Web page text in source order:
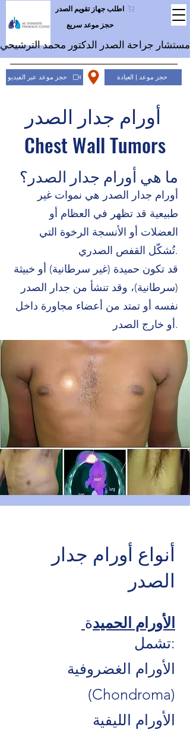
اطلب جهاز تقويم الصدر
مستشار جراحة الصدر الدكتور محمد الترشيحي
حجز موعد سريع
حجز موعد | العيادة حجز موعد عبر الفيديو
Chest Wall Tumors
ما هي أورام جدار الصدر؟
أورام جدار الصدر هي نموات غير
طبيعية قد تظهر في العظام أو
العضلات أو الأنسجة الرخوة التي
تُشكّل القفص الصدري.
قد تكون حميدة (غير سرطانية) أو خبيثة
(سرطانية)، وقد تنشأ من جدار الصدر
نفسه أو تمتد من أعضاء مجاورة داخل
أو خارج الصدر.
أنواع أورام جدار
الصدر
الأورام الحميدة
تشمل:
الأورام الغضروفية
(Chondroma)
الأورام الليفية